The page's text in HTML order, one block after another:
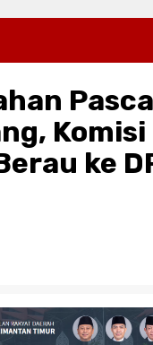
Pasca
Komisi
ke